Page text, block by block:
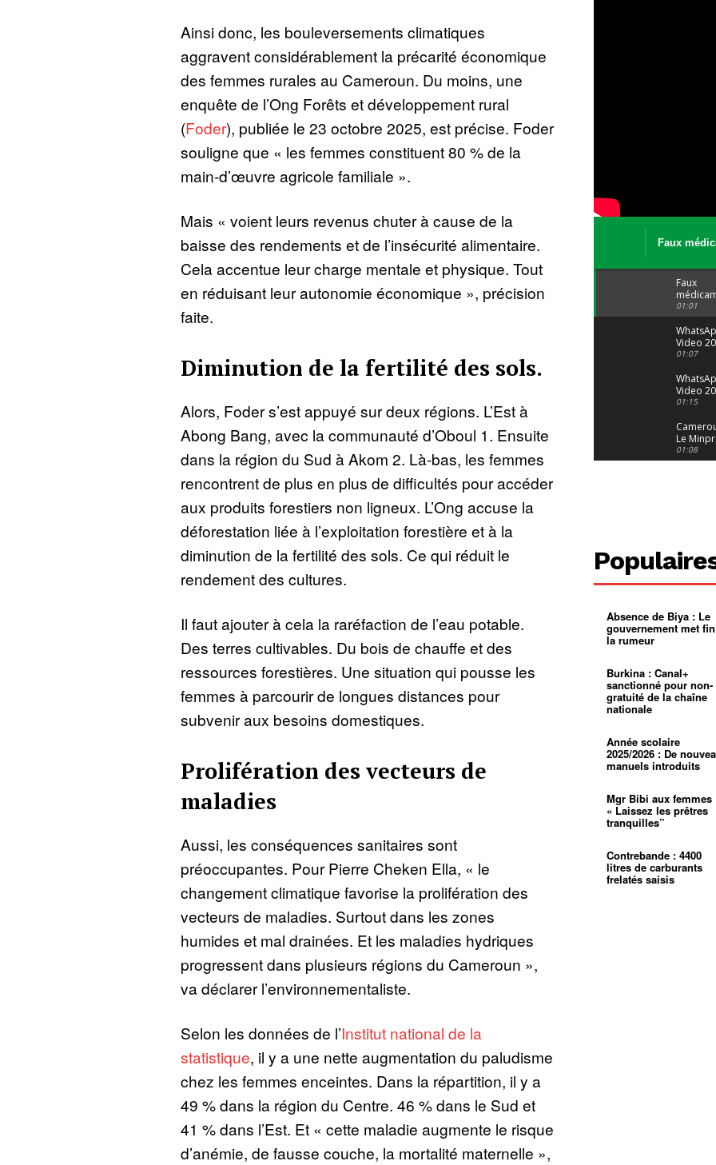
Ainsi donc, les bouleversements climatiques
aggravent considérablement la précarité économique
des femmes rurales au Cameroun. Du moins, une
enquête de l’Ong Forêts et développement rural
(Foder), publiée le 23 octobre 2025, est précise. Foder
souligne que « les femmes constituent 80 % de la
main-d’œuvre agricole familiale ».
Mais « voient leurs revenus chuter à cause de la
baisse des rendements et de l’insécurité alimentaire.
Cela accentue leur charge mentale et physique. Tout
en réduisant leur autonomie économique », précision
faite.
Diminution de la fertilité des sols.
Alors, Foder s’est appuyé sur deux régions. L’Est à
Abong Bang, avec la communauté d’Oboul 1. Ensuite
dans la région du Sud à Akom 2. Là-bas, les femmes
rencontrent de plus en plus de difficultés pour accéder
aux produits forestiers non ligneux. L’Ong accuse la
déforestation liée à l’exploitation forestière et à la
diminution de la fertilité des sols. Ce qui réduit le
rendement des cultures.
Il faut ajouter à cela la raréfaction de l’eau potable.
Des terres cultivables. Du bois de chauffe et des
ressources forestières. Une situation qui pousse les
femmes à parcourir de longues distances pour
subvenir aux besoins domestiques.
Prolifération des vecteurs de
maladies
Aussi, les conséquences sanitaires sont
préoccupantes. Pour Pierre Cheken Ella, « le
changement climatique favorise la prolifération des
vecteurs de maladies. Surtout dans les zones
humides et mal drainées. Et les maladies hydriques
progressent dans plusieurs régions du Cameroun »,
va déclarer l’environnementaliste.
Selon les données de l’Institut national de la
statistique, il y a une nette augmentation du paludisme
chez les femmes enceintes. Dans la répartition, il y a
49 % dans la région du Centre. 46 % dans le Sud et
41 % dans l’Est. Et « cette maladie augmente le risque
d’anémie, de fausse couche, la mortalité maternelle »,
Faux
Le trafic
Faux
: Le trafic
porte
malgré
01:01
Video
04 at 15
01:07
Video
29 at 12
01:15
Le
alerte
dérives
01:08
grandes
pluies
Échec au
Le père
pasteur
L’État
d’or
Croyance
religieuse
Entre
bricolage
mentale
01:12
mettra-t-
au
Absence de Biya : Le
gouvernement met
la rumeur
Burkina : Canal+
sanctionné pour non-
gratuité de la chaîne
nationale
Année scolaire
2025/2026 : De
manuels introduits
Mgr Bibi aux femmes
« Laissez les prêtres
tranquilles”
Contrebande : 4400
litres de carburants
frelatés saisis